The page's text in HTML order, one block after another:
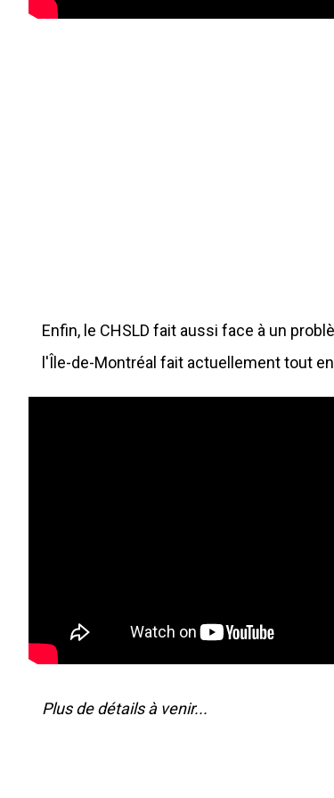
Enfin, le CHSLD fait aussi face à un
l'Île-de-Montréal fait actuellement tout
Plus de détails à venir...